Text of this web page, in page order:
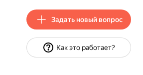
Задать новый вопрос
Как это работает?